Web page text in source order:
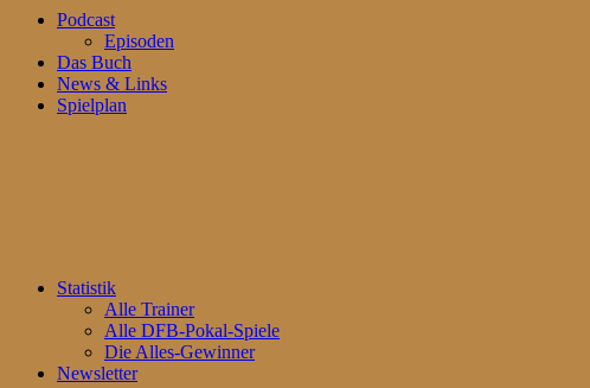
Podcast
Episoden
Das Buch
News & Links
Spielplan
Statistik
Alle Trainer
Alle DFB-Pokal-Spiele
Die Alles-Gewinner
Newsletter